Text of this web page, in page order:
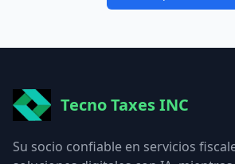
Tecno Taxes INC
Su socio confiable en servicios